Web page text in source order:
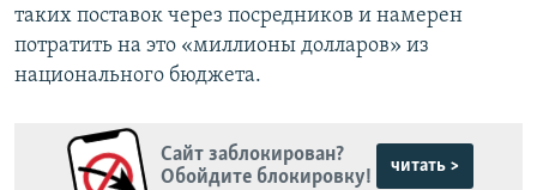
таких поставок через посредников и намерен
потратить на это «миллионы долларов» из
национального бюджета.
Сайт заблокирован?
Обойдите блокировку!
читать >